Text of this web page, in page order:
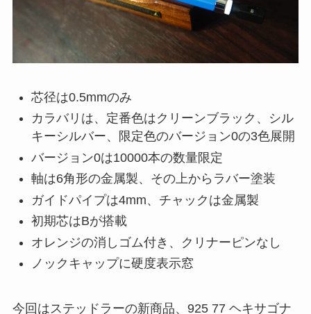
芯径は0.5mmのみ
カラバリは、定番色はクリーンブラック、シル
キーシルバー、限定色のバージョン0の3色展開
バージョン0は10000本の数量限定
軸は6角形の金属製、その上からラバー塗装
ガイドパイプは4mm、チャックは金属製
初期芯はBが搭載
オレンジの消しゴム付き、クリナーピンなし
ノックキャップに硬度表示窓
今回はステッドラーの新商品、925 77 ヘキサゴナ